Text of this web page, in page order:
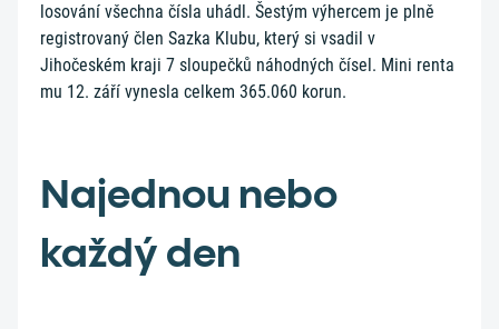
losování všechna čísla uhádl. Šestým výhercem je plně
registrovaný člen Sazka Klubu, který si vsadil v
Jihočeském kraji 7 sloupečků náhodných čísel. Mini renta
mu 12. září vynesla celkem 365.060 korun.
Najednou nebo
každý den